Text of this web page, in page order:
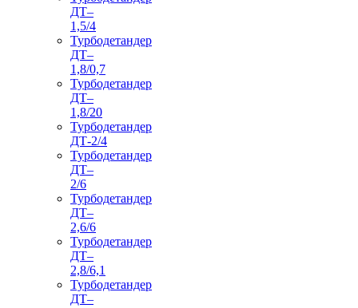
ДТ–
1,5/4
Турбодетандер
ДТ–
1,8/0,7
Турбодетандер
ДТ–
1,8/20
Турбодетандер
ДТ-2/4
Турбодетандер
ДТ–
2/6
Турбодетандер
ДТ–
2,6/6
Турбодетандер
ДТ–
2,8/6,1
Турбодетандер
ДТ–